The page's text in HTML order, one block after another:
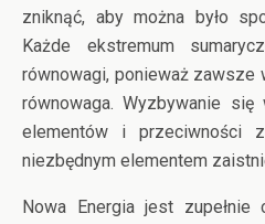
zniknąć, aby można było
Każde ekstremum
równowagi, ponieważ
równowaga. Wyzbywanie się
elementów i przeciwności
niezbędnym elementem
Nowa Energia jest